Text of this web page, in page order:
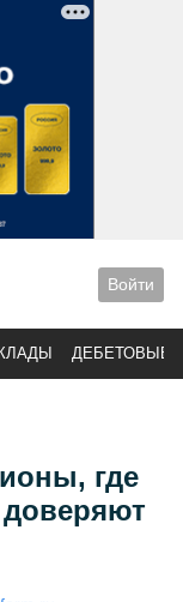
Войти
ДЕБЕТОВЫЕ
где
доверяют